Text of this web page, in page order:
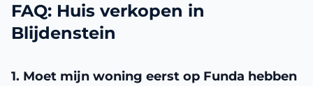
FAQ: Huis verkopen in
Blijdenstein
1. Moet mijn woning eerst op Funda hebben